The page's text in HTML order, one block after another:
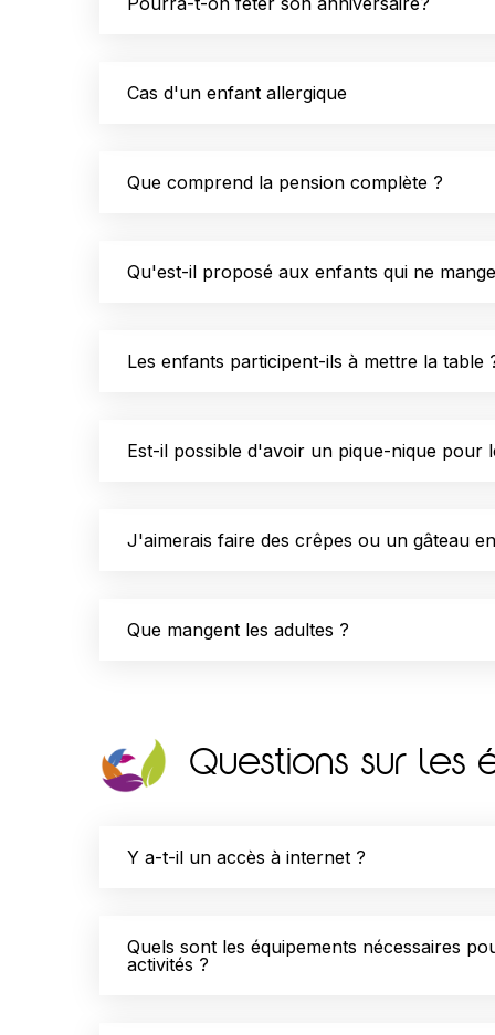
Cas d'un enfant allergique
Que comprend la pension complète ?
Qu'est-il proposé aux enfants qui ne
Les enfants participent-ils à mettre la table
Est-il possible d'avoir un pique-nique pour
J'aimerais faire des crêpes ou un gâteau
Que mangent les adultes ?
Questions sur les
Y a-t-il un accès à internet ?
Quels sont les équipements nécessaires
activités ?